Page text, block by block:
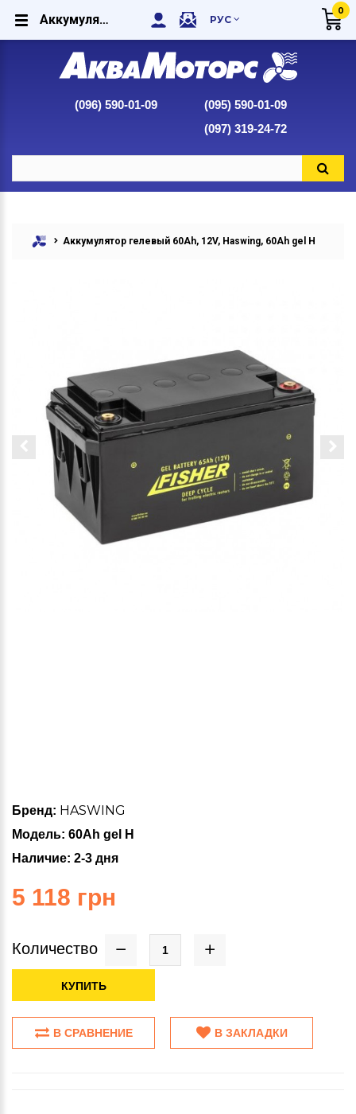
0
(095) 590-01-09
(096) 590-01-09
(097) 319-24-72
РУС
Аккумулятор гелевый 60Ah, 12V, Haswing, 60Ah gel H
Бренд: HASWING
Модель: 60Ah gel H
Наличие: 2-3 дня
5 118 грн
Количество
КУПИТЬ
В СРАВНЕНИЕ В ЗАКЛАДКИ
Аккумулятор гелевый 60Ah, 12V, Haswing, 60Ah gel H купить в интернет-магазине Аквамоторс